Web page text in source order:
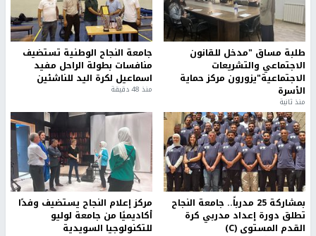
طلبة مساق "مدخل للقانون
الاجتماعي والتشريعات
الاجتماعية"يزورون مركز حماية
الأسرة
منذ ثانية
جامعة النجاح الوطنية تستضيف
منافسات بطولة الراحل مفيد
اسماعيل لكرة اليد للناشئين
منذ 48 دقيقة
بمشاركة 25 مدرباً.. جامعة النجاح
تطلق دورة إعداد مدربي كرة
القدم المستوى (C)
مركز إعلام النجاح يستضيف وفدًا
أكاديميًا من جامعة لوليو
للتكنولوجيا السويدية